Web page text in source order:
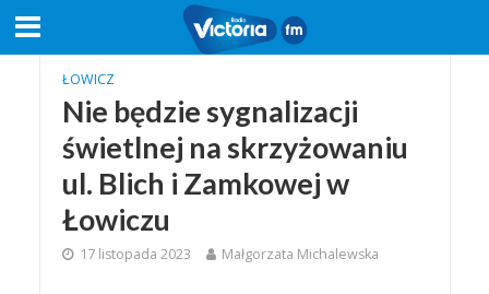
ŁOWICZ
Nie będzie sygnalizacji
świetlnej na skrzyżowaniu
ul. Blich i Zamkowej w
Łowiczu
17 listopada 2023 Małgorzata Michalewska